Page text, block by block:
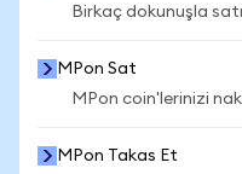
Birkaç dokunuşla
MPon Sat
MPon coin'lerinizi
MPon Takas Et